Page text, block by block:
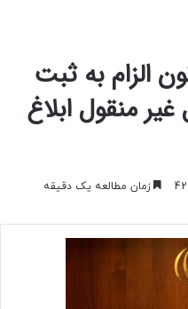
ماده 3 قانون الزام به ثبت
منقول ابلاغ
42 زمان مطالعه یک دقیقه